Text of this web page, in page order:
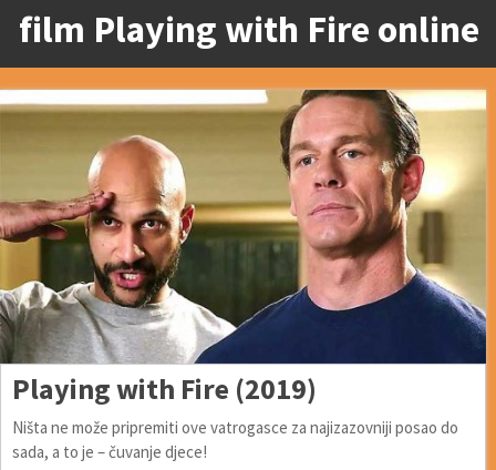
film Playing with Fire online
Playing with Fire (2019)
Ništa ne može pripremiti ove vatrogasce za najizazovniji posao do
sada, a to je – čuvanje djece!